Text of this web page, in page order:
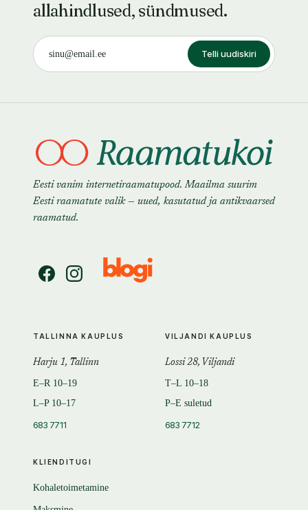
allahindlused, sündmused.
Telli uudiskiri
Eesti vanim internetiraamatupood. Maailma suurim
Eesti raamatute valik — uued, kasutatud ja antikvaarsed
raamatud.
KLIENDITUGI
Kohaletoimetamine
TALLINNA KAUPLUS
Harju 1, Tallinn
E–R 10–19
L–P 10–17
683 7711
VILJANDI KAUPLUS
Lossi 28, Viljandi
T–L 10–18
P–E suletud
683 7712